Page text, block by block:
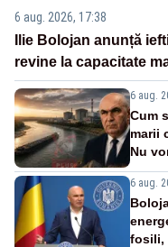
6 aug. 2026, 17:38
Ilie Bolojan anunță
revine la capacitate
6 aug.
Cum
marii
Nu
6 aug.
fosili,